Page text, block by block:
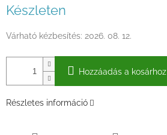
Készleten
Várható kézbesítés: 2026. 08. 12.
Hozzáadás a kosárhoz
Részletes információ